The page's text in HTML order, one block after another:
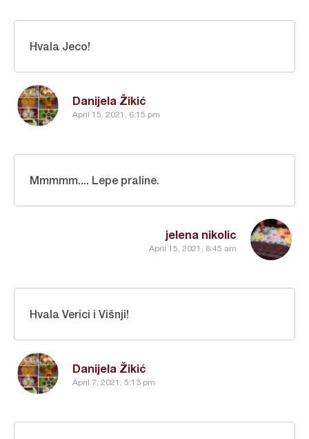
Danijela Žikić
April 15, 2021, 6:15 pm
Hvala Jeco!
jelena nikolic
April 15, 2021, 8:45 am
Mmmmm.... Lepe praline.
Danijela Žikić
April 7, 2021, 5:13 pm
Hvala Verici i Višnji!